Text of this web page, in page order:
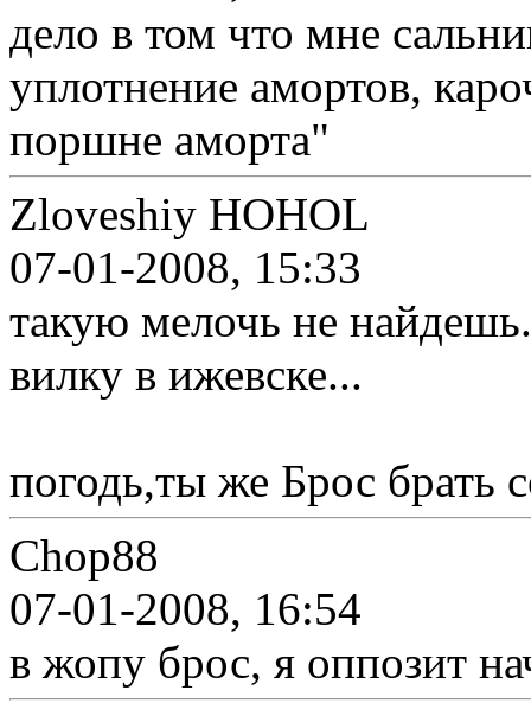
дело в том что мне
уплотнение амортов,
поршне аморта"
Zloveshiy HOHOL
07-01-2008, 15:33
такую мелочь не
вилку в ижевске...
погодь,ты же Брос брать
Chop88
07-01-2008, 16:54
в жопу брос, я оппозит